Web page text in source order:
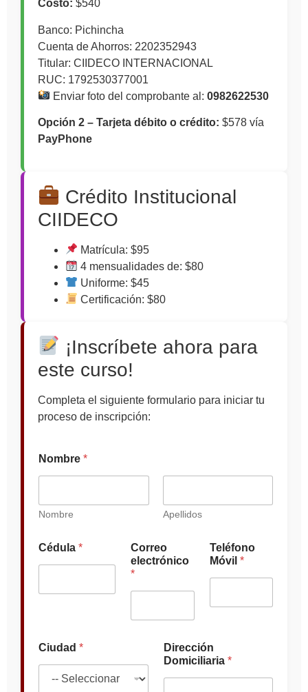
Costo: $540
Banco: Pichincha
Cuenta de Ahorros: 2202352943
Titular: CIIDECO INTERNACIONAL
RUC: 1792530377001
Enviar foto del comprobante al:0982622530
Opción 2 – Tarjeta débito o crédito: $578 vía
PayPhone
Crédito Institucional
CIIDECO
Matrícula: $95
4 mensualidades de: $80
Uniforme: $45
Certificación: $80
¡Inscríbete ahora para
este curso!
Completa el siguiente formulario para iniciar tu
proceso de inscripción:
Nombre *
Nombre Apellidos
Cédula *
Correo
electrónico
*
Teléfono
Móvil *
Ciudad *
Dirección
Domiciliaria *